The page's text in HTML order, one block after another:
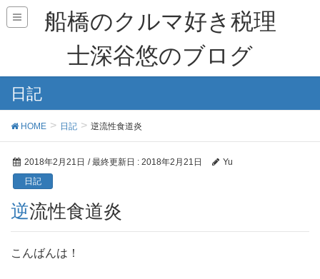
船橋のクルマ好き税理
士深谷悠のブログ
日記
HOME 日記 逆流性食道炎
2018年2月21日 / 最終更新日 : 2018年2月21日
Yu
日記
逆流性食道炎
こんばんは！